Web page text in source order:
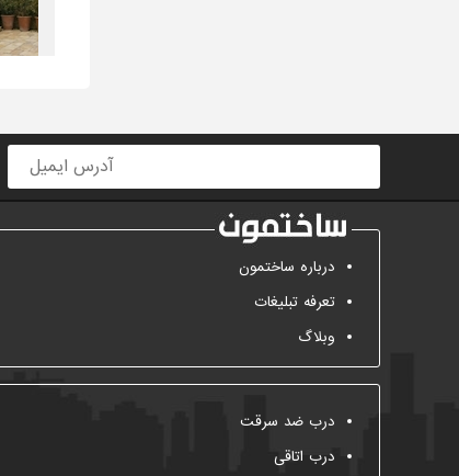
درباره ساختمون
تعرفه تبلیغات
وبلاگ
درب ضد سرقت
درب اتاقی